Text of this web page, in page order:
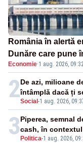
România în alertă
Dunăre care pune
cunoscută de pe
Economie·1 aug. 2026,
2Social -1 aug. 2026,
De azi, milioane
întâmplă dacă ți
3 Politica-1 aug. 2026,
Piperea, semnal
cash, în